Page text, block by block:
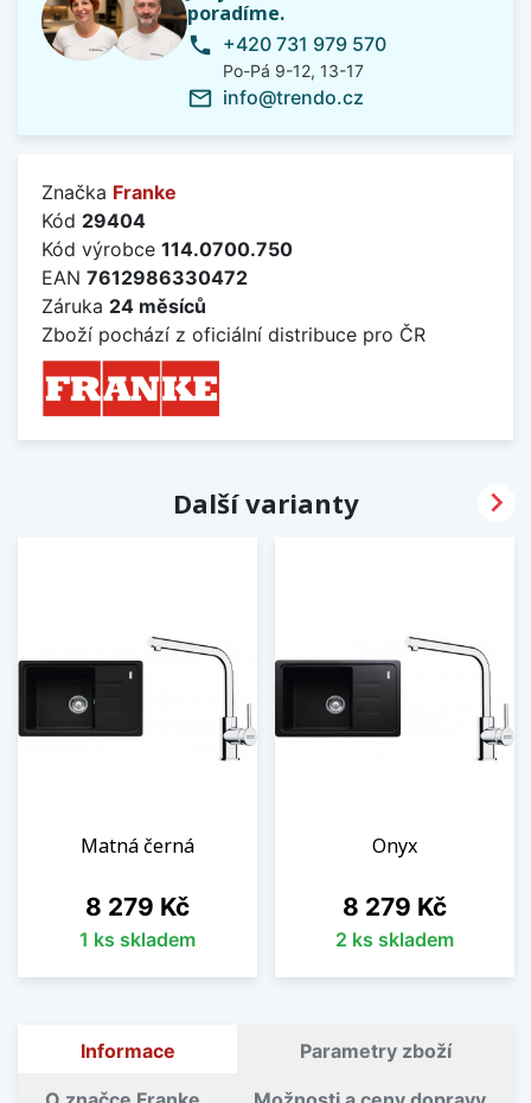
poradíme.
phone +420 731 979 570
Po-Pá 9-12, 13-17
mail_outline info@trendo.cz
Značka Franke
Kód 29404
Kód výrobce 114.0700.750
EAN 7612986330472
Záruka 24 měsíců
Zboží pochází z oficiální distribuce pro ČR
Další varianty
Matná černá
Cena
8 279 Kč
1 ks skladem
Onyx
Cena
8 279 Kč
2 ks skladem

Informace Parametry zboží